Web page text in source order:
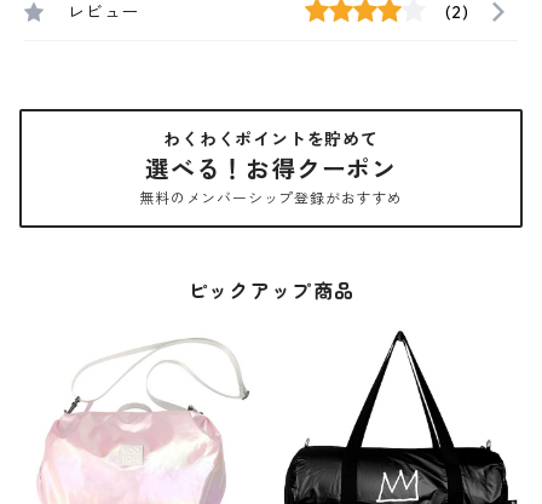
レビュー (2)
わくわくポイントを貯めて
選べる！お得クーポン
無料のメンバーシップ登録がおすすめ
ピックアップ商品